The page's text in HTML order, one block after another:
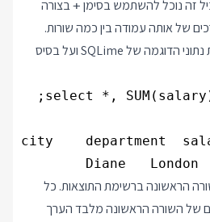
זה נוכל להשתמש בסימן +בצורה
של אותה עמודה בין כמה שורות.
בשביל הדוגמה אני אקח את נתוני הדוגמה של SQLime ועל בסיס
select *,
הראשונה ברשימת התוצאות. כל
של השורה הראשונה מלבד הערך